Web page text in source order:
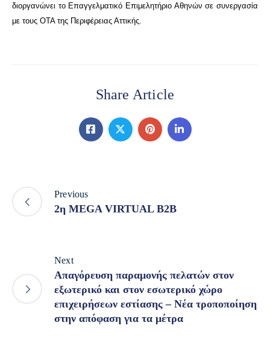
διοργανώνει το Επαγγελματικό Επιμελητήριο Αθηνών σε συνεργασία
με τους ΟΤΑ της Περιφέρειας Αττικής.
Share Article
Previous
2η MEGA VIRTUAL B2B
Next
Απαγόρευση παραμονής πελατών στον
εξωτερικό και στον εσωτερικό χώρο
επιχειρήσεων εστίασης – Νέα τροποποίηση
στην απόφαση για τα μέτρα